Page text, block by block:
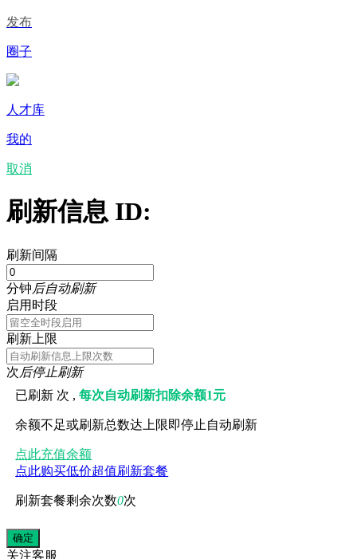
发布
圈子
人才库
我的
取消
刷新信息 ID:
刷新间隔
分钟后自动刷新
启用时段
刷新上限
次后停止刷新
已刷新 次 ,每次自动刷新扣除余额1元
余额不足或刷新总数达上限即停止自动刷新
点此充值余额
点此购买低价超值刷新套餐
刷新套餐剩余次数0次
关注客服